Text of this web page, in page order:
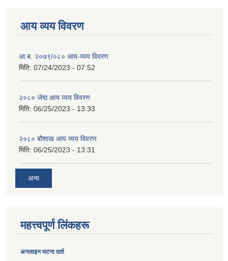
आय व्यय विवरण
आ.ब. २०७९/०८० आय-व्यय विवरण
मिति: 07/24/2023 - 07:52
२०८० जेष्ठ आय व्यय विवरण
मिति: 06/25/2023 - 13:33
२०८० बौशाख आय व्यय विवरण
मिति: 06/25/2023 - 13:31
अन्य
महत्त्वपूर्ण लिंकहरू
अनलाइन घटना दर्ता